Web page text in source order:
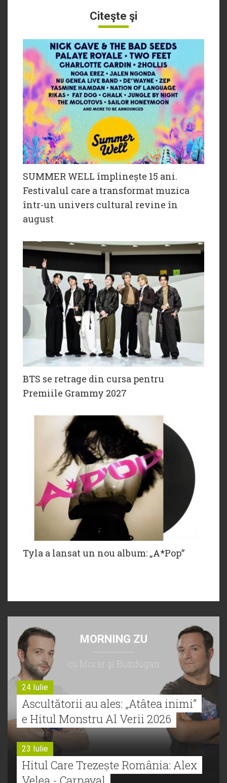
Citeşte şi
SUMMER WELL împlinește 15 ani.
Festivalul care a transformat muzica
într-un univers cultural revine în
august
BTS se retrage din cursa pentru
Premiile Grammy 2027
Tyla a lansat un nou album: „A*Pop”
MORNING ZU
cu Morar şi Buzdugan
24 Iulie
Ascultătorii au ales: „Atâtea inimi”
e Hitul Monstru Al Verii 2026
23 Iulie
Hitul Care Trezește România: Alex
Velea - Carnaval